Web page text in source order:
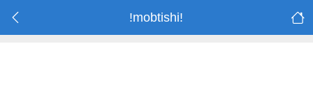
!mobtishi!